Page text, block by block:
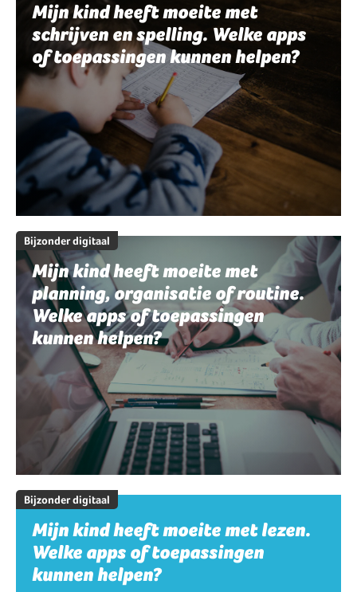
Mijn kind heeft moeite met
schrijven en spelling. Welke apps
of toepassingen kunnen helpen?
Bijzonder digitaal
Mijn kind heeft moeite met
planning, organisatie of routine.
Welke apps of toepassingen
kunnen helpen?
Bijzonder digitaal
Mijn kind heeft moeite met lezen.
Welke apps of toepassingen
kunnen helpen?